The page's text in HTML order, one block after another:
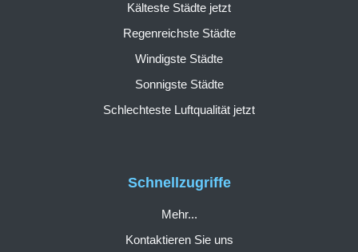
Schnellzugriffe
Mehr...
Kontaktieren Sie uns
Kälteste Städte jetzt
Regenreichste Städte
Windigste Städte
Sonnigste Städte
Schlechteste Luftqualität jetzt